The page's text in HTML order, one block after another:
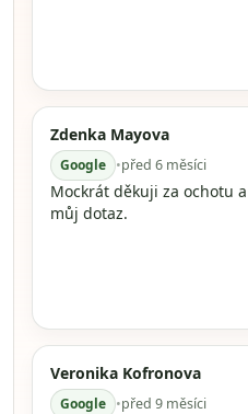
Zdenka Mayova
Google •před 6 měsíci
Mockrát děkuji za ochotu
můj dotaz.
Veronika Kofronova
Google •před 9 měsíci